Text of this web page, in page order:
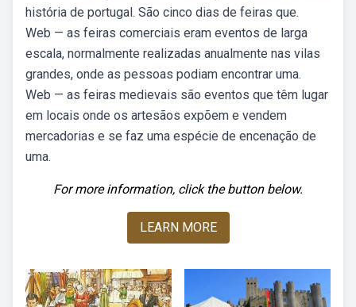
história de portugal. São cinco dias de feiras que.
Web — as feiras comerciais eram eventos de larga
escala, normalmente realizadas anualmente nas vilas
grandes, onde as pessoas podiam encontrar uma.
Web — as feiras medievais são eventos que têm lugar
em locais onde os artesãos expõem e vendem
mercadorias e se faz uma espécie de encenação de
uma.
For more information, click the button below.
LEARN MORE